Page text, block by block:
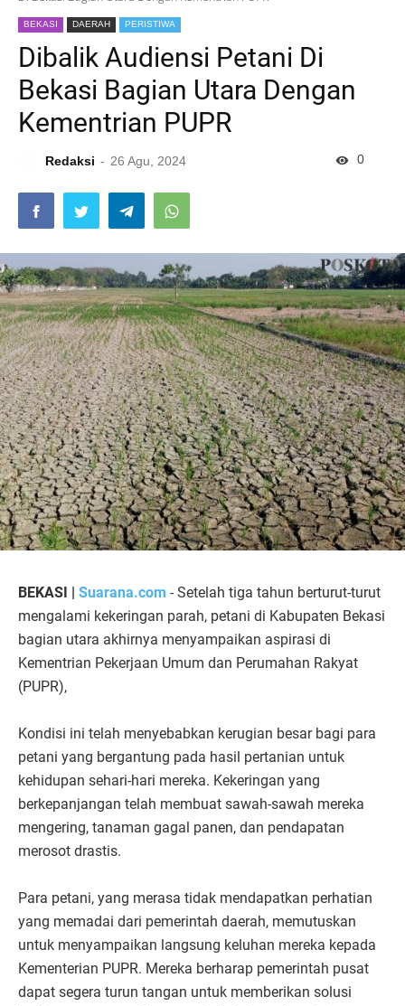
BEKASI DAERAH PERISTIWA
Dibalik Audiensi Petani Di
Bekasi Bagian Utara Dengan
Kementrian PUPR
Redaksi 26 Agu, 2024 0
BEKASI | Suarana.com - Setelah tiga tahun berturut-turut
mengalami kekeringan parah, petani di Kabupaten Bekasi
bagian utara akhirnya menyampaikan aspirasi di
Kementrian Pekerjaan Umum dan Perumahan Rakyat
(PUPR),
Kondisi ini telah menyebabkan kerugian besar bagi para
petani yang bergantung pada hasil pertanian untuk
kehidupan sehari-hari mereka. Kekeringan yang
berkepanjangan telah membuat sawah-sawah mereka
mengering, tanaman gagal panen, dan pendapatan
merosot drastis.
Para petani, yang merasa tidak mendapatkan perhatian
yang memadai dari pemerintah daerah, memutuskan
untuk menyampaikan langsung keluhan mereka kepada
Kementerian PUPR. Mereka berharap pemerintah pusat
dapat segera turun tangan untuk memberikan solusi